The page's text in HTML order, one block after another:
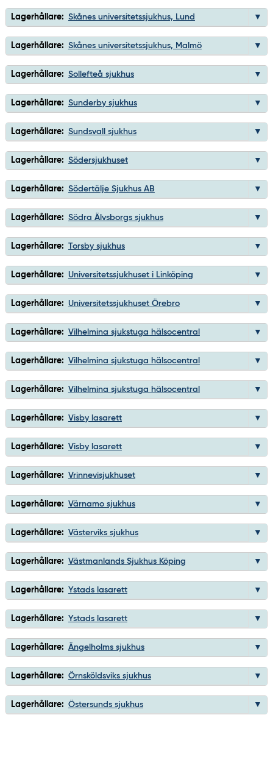
Lagerhållare: Skånes universitetssjukhus, Lund
Lagerhållare: Skånes universitetssjukhus, Malmö
Lagerhållare: Sollefteå sjukhus
Lagerhållare: Sunderby sjukhus
Lagerhållare: Sundsvall sjukhus
Lagerhållare: Södersjukhuset
Lagerhållare: Södertälje Sjukhus AB
Lagerhållare: Södra Älvsborgs sjukhus
Lagerhållare: Torsby sjukhus
Lagerhållare: Universitetssjukhuset i Linköping
Lagerhållare: Universitetssjukhuset Örebro
Lagerhållare: Vilhelmina sjukstuga hälsocentral
Lagerhållare: Vilhelmina sjukstuga hälsocentral
Lagerhållare: Vilhelmina sjukstuga hälsocentral
Lagerhållare: Visby lasarett
Lagerhållare: Visby lasarett
Lagerhållare: Vrinnevisjukhuset
Lagerhållare: Värnamo sjukhus
Lagerhållare: Västerviks sjukhus
Lagerhållare: Västmanlands Sjukhus Köping
Lagerhållare: Ystads lasarett
Lagerhållare: Ystads lasarett
Lagerhållare: Ängelholms sjukhus
Lagerhållare: Örnsköldsviks sjukhus
Lagerhållare: Östersunds sjukhus